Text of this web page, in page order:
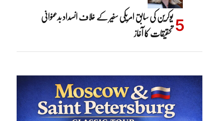
یوکرین کی سابق امریکی سفیر کے خلاف انسداد بدعنوانی
تحقیقات کا آغاز